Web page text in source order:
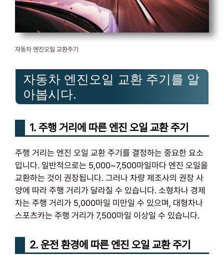
자동차 엔진오일 교환주기
자동차 엔진오일 교환 주기를 알
아봅시다.
1. 주행 거리에 따른 엔진 오일 교환 주기
주행 거리는 엔진 오일 교환 주기를 결정하는 중요한 요소
입니다. 일반적으로는 5,000~7,500마일마다 엔진 오일을
교환하는 것이 권장됩니다. 그러나 차량 제조사의 권장 사
양에 따라 주행 거리가 달라질 수 있습니다. 소형차나 경제
차는 주행 거리가 5,000마일 미만일 수 있으며, 대형차나
스포츠카는 주행 거리가 7,500마일 이상일 수 있습니다.
2. 운전 환경에 따른 엔진 오일 교환 주기